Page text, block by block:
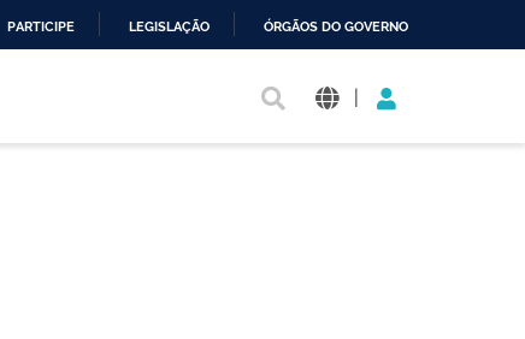
PARTICIPE LEGISLAÇÃO ÓRGÃOS DO GOVERNO
|